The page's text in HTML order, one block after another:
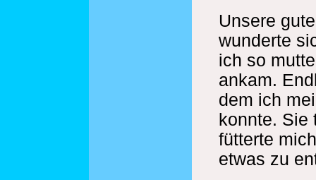
Unsere
wunderte
ich so
ankam.
dem ich
konnte. Sie
fütterte
etwas zu